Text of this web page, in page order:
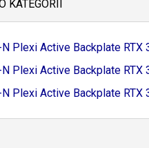
KATEGORII
N Plexi Active Backplate RTX
N Plexi Active Backplate RTX
N Plexi Active Backplate RTX